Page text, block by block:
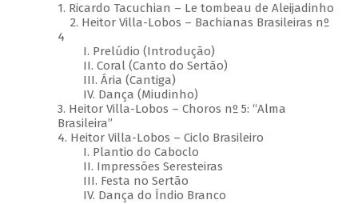
1. Ricardo Tacuchian – Le tombeau de Aleijadinho
2. Heitor Villa-Lobos – Bachianas Brasileiras nº
4
I. Prelúdio (Introdução)
II. Coral (Canto do Sertão)
III. Ária (Cantiga)
IV. Dança (Miudinho)
3. Heitor Villa-Lobos – Choros nº 5: “Alma
Brasileira”
4. Heitor Villa-Lobos – Ciclo Brasileiro
I. Plantio do Caboclo
II. Impressões Seresteiras
III. Festa no Sertão
IV. Dança do Índio Branco